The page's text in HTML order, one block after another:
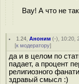
Вау! А что не
1.24 ,Аноним (-), 10:20,
[к модератору]
да и в целом по
падает, а процент
религиозного
здравый смысл :)